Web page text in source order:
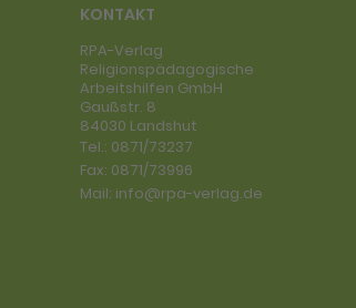
KONTAKT
RPA-Verlag
Religionspädagogische
Arbeitshilfen GmbH
Gaußstr. 8
84030 Landshut
Tel.: 0871/73237
Fax: 0871/73996
Mail: info@rpa-verlag.de